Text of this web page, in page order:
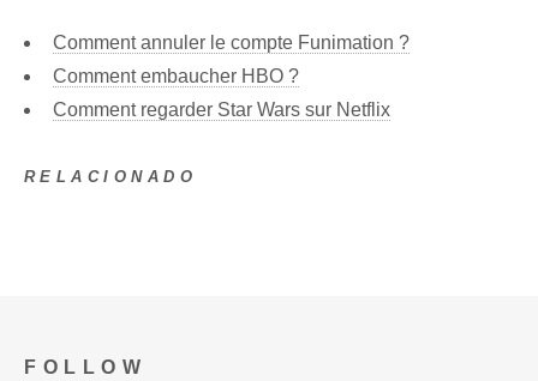
Comment annuler le compte Funimation ?
Comment embaucher HBO ?
Comment regarder Star Wars sur Netflix
RELACIONADO
FOLLOW